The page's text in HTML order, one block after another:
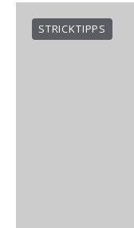
STRICKTIPPS